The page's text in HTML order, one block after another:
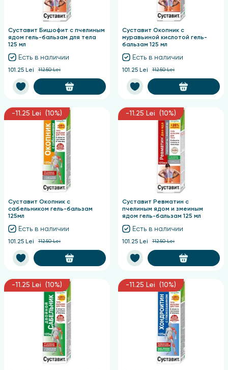
Суставит Бишофит с пчелиным
ядом гель-бальзам для тела
125 мл
Есть в наличии
101.25 Lei 112.50 Lei
Суставит Окопник с
муравьиной кислотой гель-
бальзам 125 мл
Есть в наличии
101.25 Lei 112.50 Lei
-11.25 Lei (10%)
Суставит Окопник с
сабельником гель-бальзам
125мл
Есть в наличии
101.25 Lei 112.50 Lei
-11.25 Lei (10%)
Суставит Ревматин с
пчелиным ядом и змеиным
ядом гель-бальзам 125 мл
Есть в наличии
101.25 Lei 112.50 Lei
-11.25 Lei (10%) -11.25 Lei (10%)